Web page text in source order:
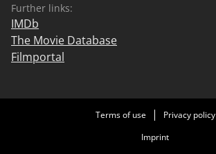
Further links:
IMDb
The Movie Database
Filmportal
Terms of use
Privacy policy
Imprint